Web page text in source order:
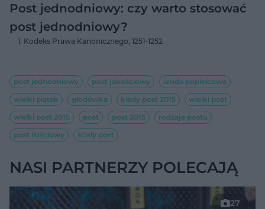
Post jednodniowy: czy warto stosować
post jednodniowy?
Kodeks Prawa Kanonicznego, 1251-1252
post jednodniowy post jakościowy
środa popielcowa
wielki piątek
głodówka kiedy post 2015
wielki post
wielki post 2015
post post 2015
rodzaje postu
post ilościowy
ścisły post
NASI PARTNERZY POLECAJĄ
27